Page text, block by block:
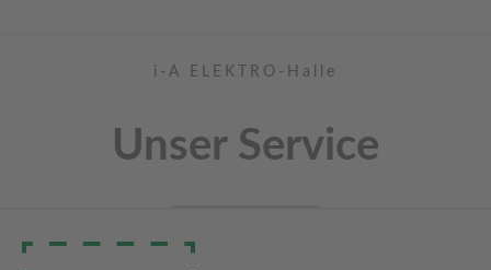
i-A ELEKTRO-Halle
Unser Service